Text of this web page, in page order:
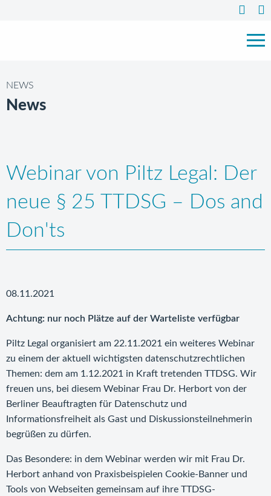
NEWS
News
Webinar von Piltz Legal: Der
neue § 25 TTDSG – Dos and
Don'ts
08.11.2021
Achtung: nur noch Plätze auf der Warteliste verfügbar
Piltz Legal organisiert am 22.11.2021 ein weiteres Webinar
zu einem der aktuell wichtigsten datenschutzrechtlichen
Themen: dem am 1.12.2021 in Kraft tretenden TTDSG. Wir
freuen uns, bei diesem Webinar Frau Dr. Herbort von der
Berliner Beauftragten für Datenschutz und
Informationsfreiheit als Gast und Diskussionsteilnehmerin
begrüßen zu dürfen.
Das Besondere: in dem Webinar werden wir mit Frau Dr.
Herbort anhand von Praxisbeispielen Cookie-Banner und
Tools von Webseiten gemeinsam auf ihre TTDSG-